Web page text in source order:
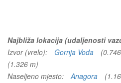
Najbliža lokacija (udaljenosti
Izvor (vrelo):
Gornja Voda
(1.326 m)
Naseljeno mjesto:
Anagora